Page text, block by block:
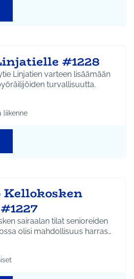
#1228
Linjatien varteen lisäämään
turvallisuutta.
mukaan: Kellokoski
teeman mukaan: Infra ja liikenne
liikenne
sairaalan tilat senioreiden
olisi mahdollisuus harras…
mukaan: Kellokoski
teeman mukaan: Ikäihmiset